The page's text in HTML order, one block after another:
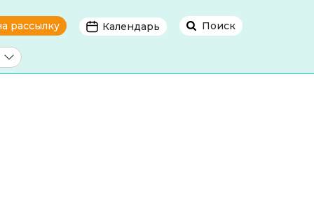
рассылку Календарь Поиск